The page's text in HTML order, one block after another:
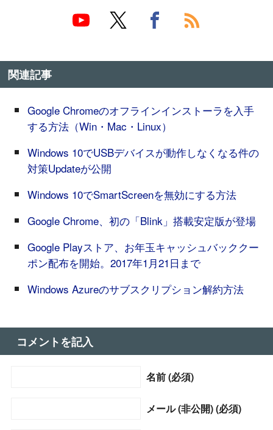
関連記事
Google Chromeのオフラインインストーラを入手
する方法（Win・Mac・Linux）
Windows 10でUSBデバイスが動作しなくなる件の
対策Updateが公開
Windows 10でSmartScreenを無効にする方法
Google Chrome、初の「Blink」搭載安定版が登場
Google Playストア、お年玉キャッシュバッククー
ポン配布を開始。2017年1月21日まで
Windows Azureのサブスクリプション解約方法
コメントを記入
名前 (必須)
メール (非公開) (必須)